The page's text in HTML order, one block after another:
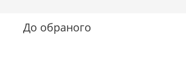
До обраного